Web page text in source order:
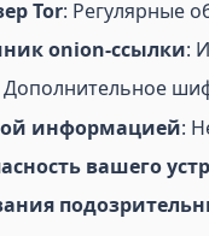
Tor: Регулярные
onion-ссылки:
Дополнительное
информацией:
вашего